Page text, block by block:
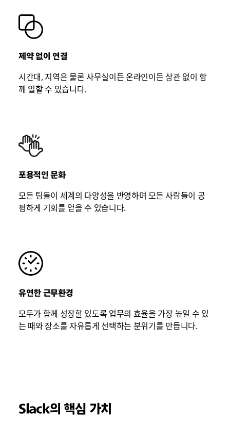
제약 없이 연결
시간대, 지역은 물론 사무실이든 온라인이든 상관 없이 함
께 일할 수 있습니다.
포용적인 문화
모든 팀들이 세계의 다양성을 반영하며 모든 사람들이 공
평하게 기회를 얻을 수 있습니다.
유연한 근무환경
모두가 함께 성장할 있도록 업무의 효율을 가장 높일 수 있
는 때와 장소를 자유롭게 선택하는 분위기를 만듭니다.
Slack의 핵심 가치